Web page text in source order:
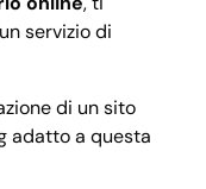
servizio di
di un sito
adatto a questa